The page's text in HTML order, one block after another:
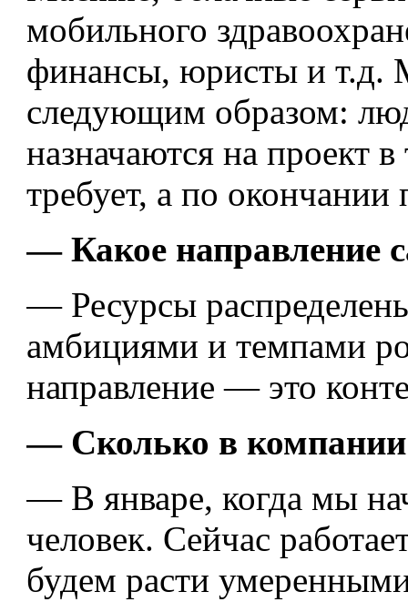
мобильного
финансы, юристы и т.д.
следующим образом:
назначаются на проект
требует, а по окончании
— Какое направление
— Ресурсы
амбициями и темпами
направление — это
— Сколько в компании
— В январе, когда мы
человек. Сейчас
будем расти